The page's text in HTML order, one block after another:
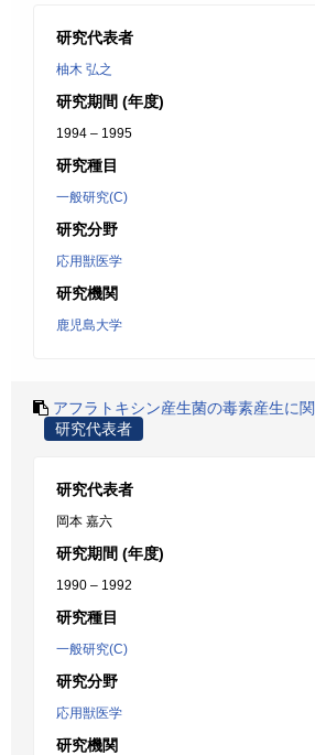
研究代表者
柚木 弘之
研究期間 (年度)
1994 – 1995
研究種目
一般研究(C)
研究分野
応用獣医学
研究機関
鹿児島大学
アフラトキシン産生菌の毒素産生に
研究代表者
研究代表者
岡本 嘉六
研究期間 (年度)
1990 – 1992
研究種目
一般研究(C)
研究分野
応用獣医学
研究機関